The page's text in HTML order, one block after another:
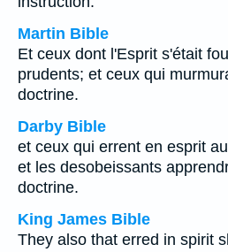
Martin Bible
Et ceux dont l'Esprit s'était
prudents; et ceux qui
doctrine.
Darby Bible
et ceux qui errent en esprit
et les desobeissants
doctrine.
King James Bible
They also that erred in spirit